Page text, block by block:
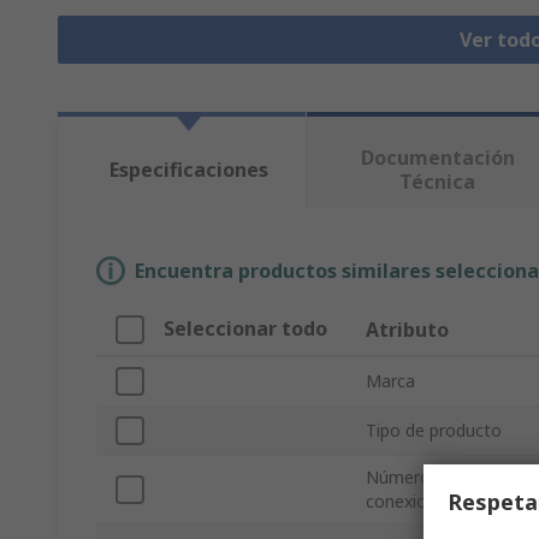
Ver
Especificaciones
Documentación
Técnica
Encuentra productos similares
Seleccionar todo Atributo
Marca
Tipo de producto
Número de
conexiones